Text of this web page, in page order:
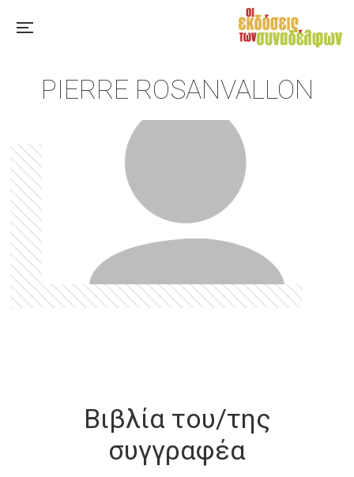
PIERRE ROSANVALLON
Βιβλία του/της
συγγραφέα